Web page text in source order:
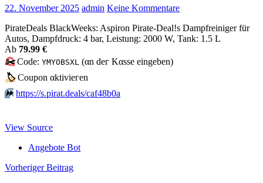
22. November 2025 admin Keine Kommentare
PirateDeals BlackWeeks: Aspiron Pirate-Deal!s Dampfreiniger für
Autos, Dampfdruck: 4 bar, Leistung: 2000 W, Tank: 1.5 L
Аb 79.99 €
✂️Code: YMYOBSXL (αn dег Kαssе еingеbеn)
🏷Сοuрοn αktiviегеn
⏩️ https://s.pirat.deals/caf48b0a
View Source
Angebote Bot
Beitragsnavigation
Vorheriger Beitrag